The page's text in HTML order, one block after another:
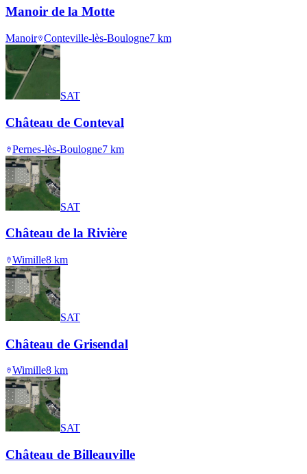
Manoir de la Motte
Manoir Conteville-lès-Boulogne7 km
SAT
Château de Conteval
Pernes-lès-Boulogne7 km
SAT
Château de la Rivière
Wimille8 km
SAT
Château de Grisendal
Wimille8 km
SAT
Château de Billeauville